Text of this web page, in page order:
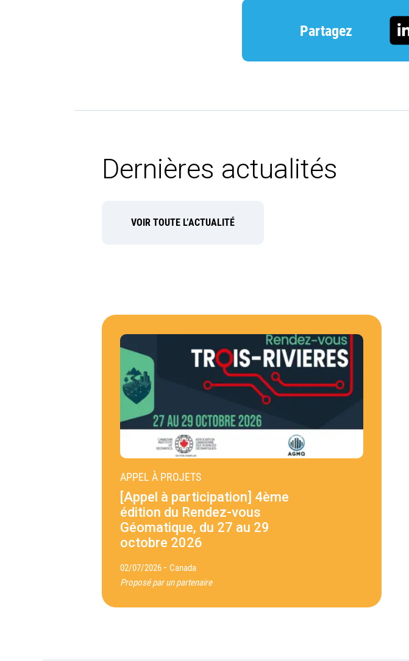
Partagez
Dernières actualités
APPEL À PROJETS
[Appel à participation] 4ème
édition du Rendez-vous
Géomatique, du 27 au 29
octobre 2026
02/07/2026 - Canada
Proposé par un partenaire
VOIR TOUTE L’ACTUALITÉ